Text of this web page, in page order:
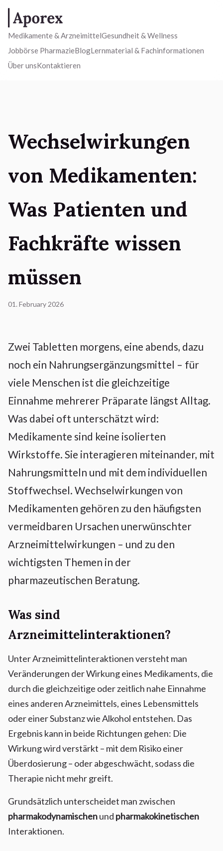
Medikamente & ArzneimittelGesundheit & Wellness
Jobbörse PharmazieBlogLernmaterial & Fachinformationen
Über unsKontaktieren
Wechselwirkungen
von Medikamenten:
Was Patienten und
Fachkräfte wissen
müssen
01. February 2026
Zwei Tabletten morgens, eine abends, dazu
noch ein Nahrungsergänzungsmittel – für
viele Menschen ist die gleichzeitige
Einnahme mehrerer Präparate längst Alltag.
Was dabei oft unterschätzt wird:
Medikamente sind keine isolierten
Wirkstoffe. Sie interagieren miteinander, mit
Nahrungsmitteln und mit dem individuellen
Stoffwechsel. Wechselwirkungen von
Medikamenten gehören zu den häufigsten
vermeidbaren Ursachen unerwünschter
Arzneimittelwirkungen – und zu den
wichtigsten Themen in der
pharmazeutischen Beratung.
Was sind
Arzneimittelinteraktionen?
Unter Arzneimittelinteraktionen versteht man
Veränderungen der Wirkung eines Medikaments, die
durch die gleichzeitige oder zeitlich nahe Einnahme
eines anderen Arzneimittels, eines Lebensmittels
oder einer Substanz wie Alkohol entstehen. Das
Ergebnis kann in beide Richtungen gehen: Die
Wirkung wird verstärkt – mit dem Risiko einer
Überdosierung – oder abgeschwächt, sodass die
Therapie nicht mehr greift.
Grundsätzlich unterscheidet man zwischen
pharmakodynamischenund pharmakokinetischen
Interaktionen.